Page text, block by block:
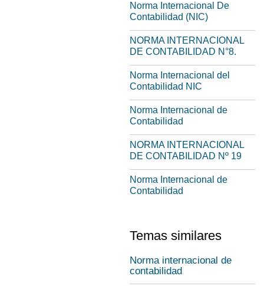
Norma Internacional De
Contabilidad (NIC)
NORMA INTERNACIONAL
DE CONTABILIDAD N°8.
Norma Internacional del
Contabilidad NIC
Norma Internacional de
Contabilidad
NORMA INTERNACIONAL
DE CONTABILIDAD Nº 19
Norma Internacional de
Contabilidad
Temas similares
Norma internacional de
contabilidad